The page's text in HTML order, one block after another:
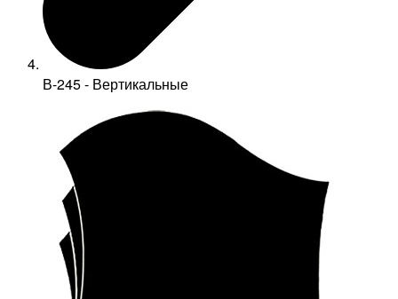
В-245 - Вертикальные